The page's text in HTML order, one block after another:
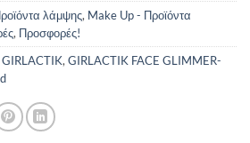
λάμψης, Make Up - Προϊόντα
, Προσφορές!
GIRLACTIK, GIRLACTIK FACE GLIMMER-